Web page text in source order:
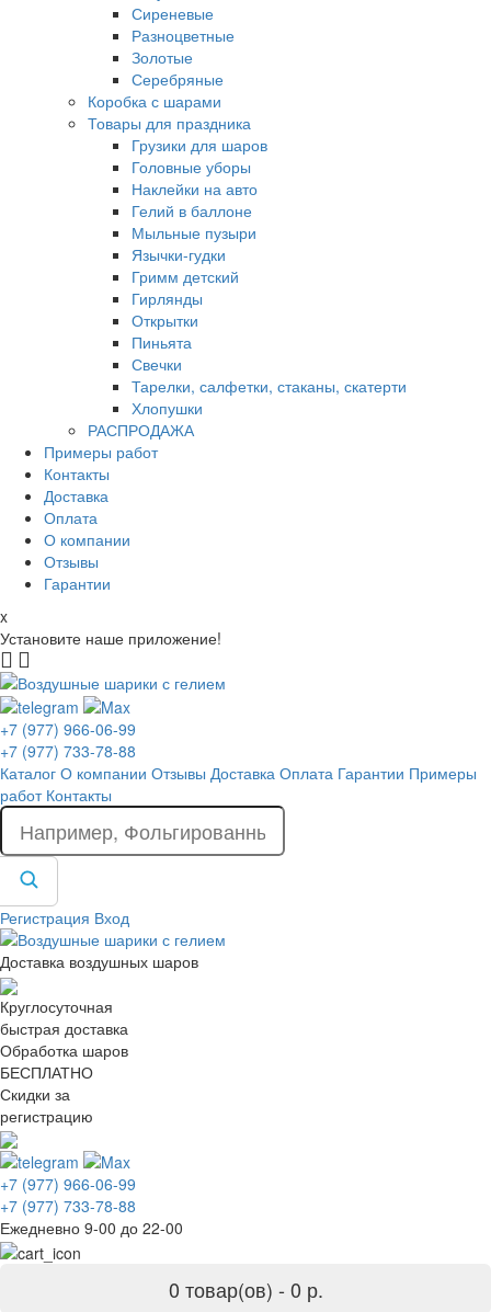
Сиреневые
Разноцветные
Золотые
Серебряные
Коробка с шарами
Товары для праздника
Грузики для шаров
Головные уборы
Наклейки на авто
Гелий в баллоне
Мыльные пузыри
Язычки-гудки
Гримм детский
Гирлянды
Открытки
Пиньята
Свечки
Тарелки, салфетки, стаканы, скатерти
Хлопушки
РАСПРОДАЖА
Примеры работ
Контакты
Доставка
Оплата
О компании
Отзывы
Гарантии
x
Установите наше приложение!
+7 (977) 966-06-99
+7 (977) 733-78-88
Каталог О компании Отзывы Доставка Оплата Гарантии Примеры
работ Контакты
Регистрация Вход
Доставка воздушных шаров
Круглосуточная
быстрая доставка
Обработка шаров
БЕСПЛАТНО
Скидки за
регистрацию
+7 (977) 966-06-99
+7 (977) 733-78-88
Ежедневно 9-00 до 22-00
0 товар(ов) - 0 р.